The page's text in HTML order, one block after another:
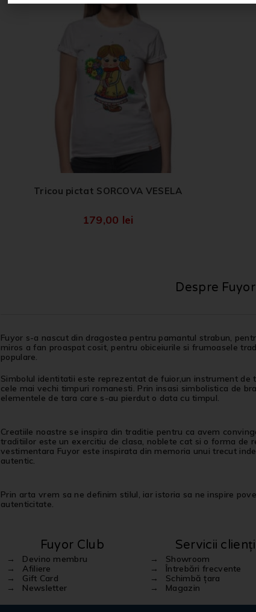
Tricou pictat SORCOVA VESELA
179,00 lei
Despre Fuyor
Fuyor s-a nascut din dragostea pentru pamantul strabun,
miros a fan proaspat cosit, pentru obiceiurile si frumoasele
populare.
Simbolul identitatii este reprezentat de fuior,un instrument de
cele mai vechi timpuri romanesti. Prin insasi simbolistica de
elementele de tara care s-au pierdut o data cu timpul.
Creatiile noastre se inspira din traditie pentru ca avem
traditiilor este un exercitiu de clasa, noblete cat si o forma de
vestimentara Fuyor este inspirata din memoria unui trecut
autentic.
Prin arta vrem sa ne definim stilul, iar istoria sa ne inspire
autenticitate.
Fuyor Club
Devino membru
Afiliere
Gift Card
Newsletter
Servicii clienți
Showroom
Întrebări frecvente
Schimbă țara
Magazin